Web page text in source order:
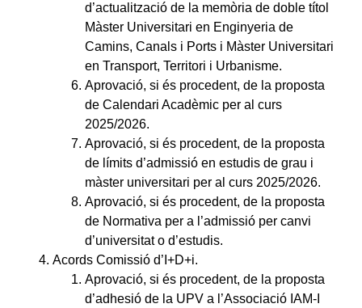
d’actualització de la memòria de doble títol
Màster Universitari en Enginyeria de
Camins, Canals i Ports i Màster Universitari
en Transport, Territori i Urbanisme.
Aprovació, si és procedent, de la proposta
de Calendari Acadèmic per al curs
2025/2026.
Aprovació, si és procedent, de la proposta
de límits d’admissió en estudis de grau i
màster universitari per al curs 2025/2026.
Aprovació, si és procedent, de la proposta
de Normativa per a l’admissió per canvi
d’universitat o d’estudis.
Acords Comissió d’I+D+i.
Aprovació, si és procedent, de la proposta
d’adhesió de la UPV a l’Associació IAM-I